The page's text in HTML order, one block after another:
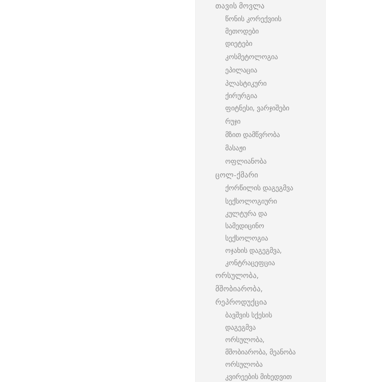
თავის მოვლა
წონის კორექვიის
მეთოდები
დიეტები
კოსმეტოლოგია
ეპილაცია
პლასტიკური
ქირურგია
ფიტნესი, ვარჯიშები
რუჯი
მზით დამწვრობა
მასაჟი
ოფლიანობა
ცოლ-ქმარი
ქორწილის დაგეგმვა
სექსოლოგიური
კულტურა და
სამედიცინო
სექსოლოგია
ოჯახის დაგეგმვა,
კონტრაცეფცია
ორსულობა,
მშობიარობა,
რეპროდუქცია
ბავშვის სქესის
დაგეგმვა
ორსულობა,
მშობიარობა, მეანობა
ორსულობა
კვირეების მიხედვით